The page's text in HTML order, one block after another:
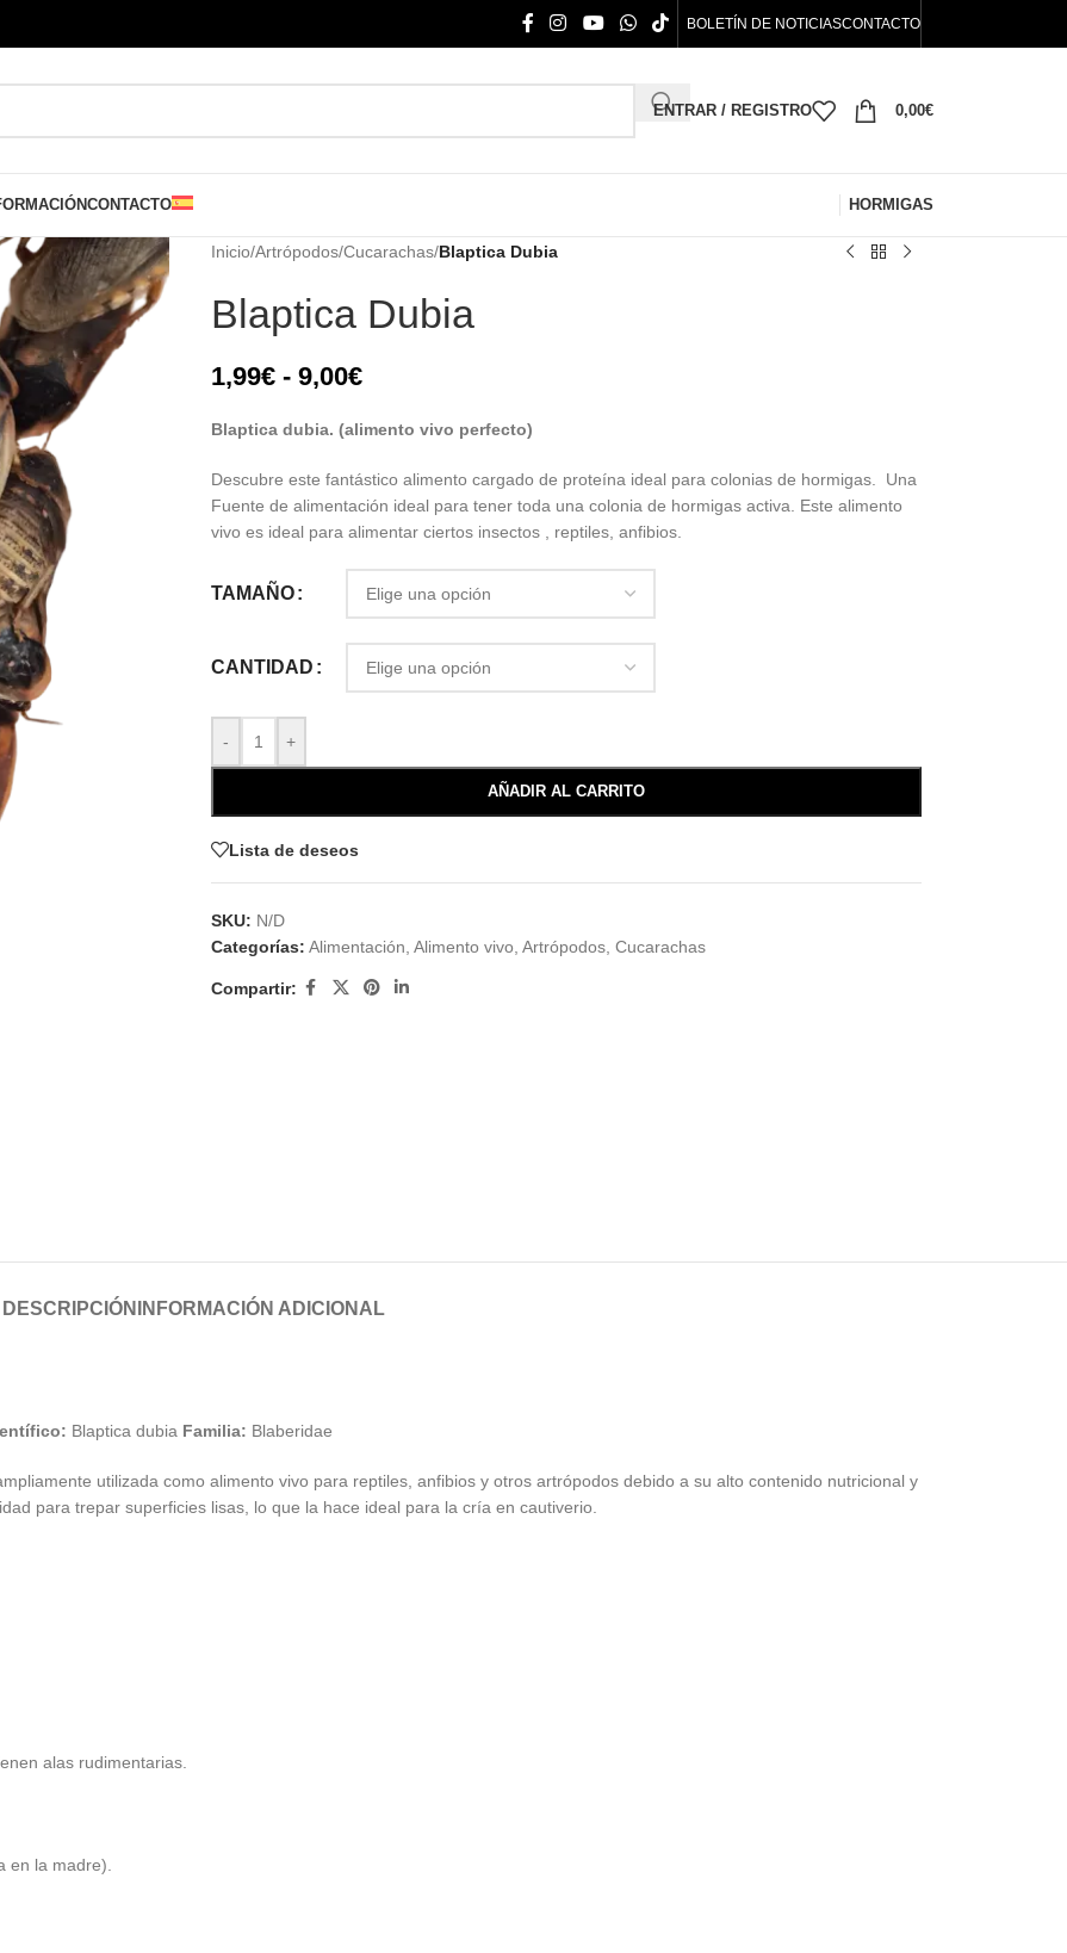
BOLETÍN DE NOTICIASCONTACTO
ENTRAR / REGISTRO 0,00€
CONTACTO HORMIGAS
Inicio/Artrópodos/Cucarachas/Blaptica Dubia
Blaptica Dubia
1,99€ - 9,00€
Blaptica dubia. (alimento vivo perfecto)
Descubre este fantástico alimento cargado de proteína ideal para colonias de hormigas. Una
Fuente de alimentación ideal para tener toda una colonia de hormigas activa. Este alimento
vivo es ideal para alimentar ciertos insectos , reptiles, anfibios.
TAMAÑO
CANTIDAD
- +
AÑADIR AL CARRITO
Lista de deseos
SKU: N/D
Categorías: Alimentación Alimento vivo Artrópodos, Cucarachas
Compartir:
DESCRIPCIÓN INFORMACIÓN ADICIONAL
Blaptica dubia Familia: Blaberidae
utilizada como alimento vivo para reptiles, anfibios y otros artrópodos debido a su alto contenido nutricional y
para trepar superficies lisas, lo que la hace ideal para la cría en cautiverio.
alas rudimentarias.
en la madre).